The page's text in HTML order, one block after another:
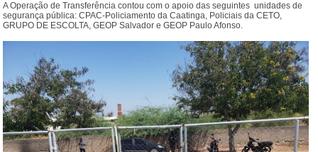
A Operação de Transferência contou com o apoio das seguintes unidades de
segurança pública: CPAC-Policiamento da Caatinga, Policiais da CETO,
GRUPO DE ESCOLTA, GEOP Salvador e GEOP Paulo Afonso.